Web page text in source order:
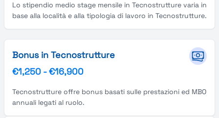
Lo stipendio medio stage mensile in Tecnostrutture varia in
base alla località e alla tipologia di lavoro in Tecnostrutture.
Bonus in Tecnostrutture
€1,250 -€16,900
Tecnostrutture offre bonus basati sulle prestazioni ed MBO
annuali legati al ruolo.